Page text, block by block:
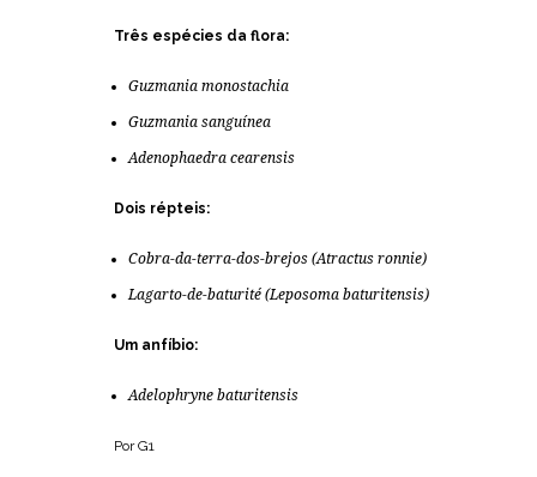
Três espécies da flora:
Guzmania monostachia
Guzmania sanguínea
Adenophaedra cearensis
Dois répteis:
Cobra-da-terra-dos-brejos (Atractus ronnie)
Lagarto-de-baturité (Leposoma baturitensis)
Um anfíbio:
Adelophryne baturitensis
Por G1